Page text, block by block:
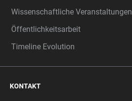
Wissenschaftliche Veranstaltungen
Öffentlichkeitsarbeit
Timeline Evolution
KONTAKT